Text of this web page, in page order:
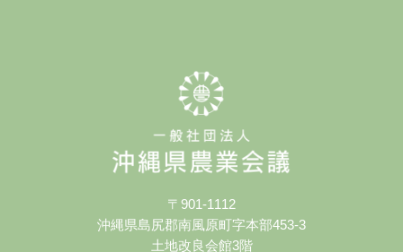
〒901-1112
沖縄県島尻郡南風原町字本部453-3
土地改良会館3階